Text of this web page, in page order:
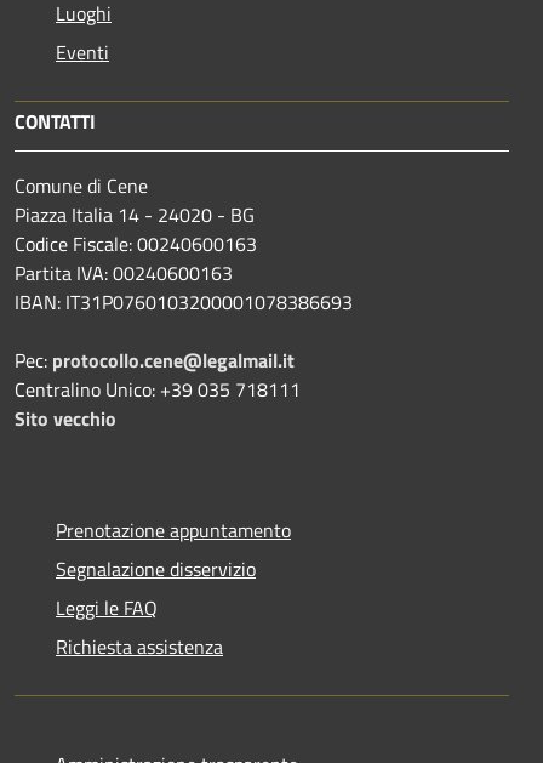
Luoghi
Eventi
CONTATTI
Comune di Cene
Piazza Italia 14 - 24020 - BG
Codice Fiscale: 00240600163
Partita IVA: 00240600163
IBAN: IT31P0760103200001078386693
Pec: protocollo.cene@legalmail.it
Centralino Unico: +39 035 718111
Sito vecchio
Prenotazione appuntamento
Segnalazione disservizio
Leggi le FAQ
Richiesta assistenza